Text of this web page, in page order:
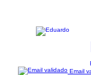
Email